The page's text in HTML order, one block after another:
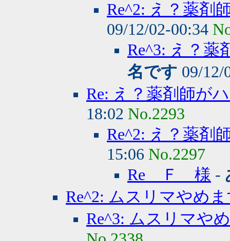
Re^2: え？薬剤
09/12/02-00:34
Re^3: え？薬
名です 09/12/
Re: え？薬剤師が
18:02 No.2293
Re^2: え？薬剤
15:06 No.2297
Re Ｆ 様 -
Re^2: ムスリマやめ
Re^3: ムスリマや